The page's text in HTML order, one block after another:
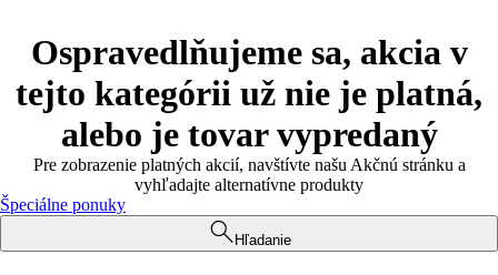
Ospravedlňujeme sa, akcia v
tejto kategórii už nie je platná,
alebo je tovar vypredaný
Pre zobrazenie platných akcií, navštívte našu Akčnú stránku a
vyhľadajte alternatívne produkty
Špeciálne ponuky
Hľadanie